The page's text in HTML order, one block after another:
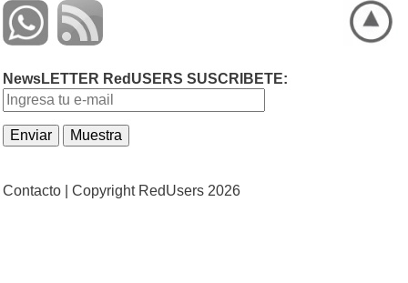
NewsLETTER RedUSERS SUSCRIBETE:
Contacto | Copyright RedUsers 2026